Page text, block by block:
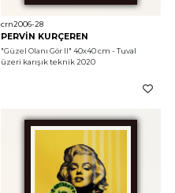
crn2006-28
PERVİN KURÇEREN
"Güzel Olanı Gör II" 40x40 cm - Tuval
üzeri karışık teknik 2020